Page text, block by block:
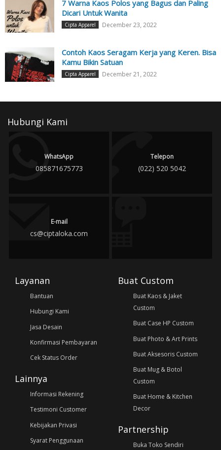
7 Warna Kaos Polos yang Bagus dan Paling
Dicari Untuk Wanita
Cipta Apparel December 23, 2022
Contoh Kaos Seragam Kerja yang Keren. Bisa
Kamu Bikin Satuan
Cipta Apparel December 21, 2022
Hubungi Kami
WhatsApp
085871675773
Telepon
(022) 520 5042
E-mail
cs@ciptaloka.com
Layanan
Bantuan
Hubungi Kami
Jasa Desain
Konfirmasi Pembayaran
Cek Status Order
Lainnya
Informasi Rekening
Testimoni Customer
Kebijakan Privasi
Syarat Penggunaan
Buat Custom
Buat Kaos & Jaket
Custom
Buat Case HP Custom
Buat Photo & Art Prints
Buat Aksesoris Custom
Buat Mug & Botol
Custom
Buat Home & Kitchen
Decor
Partnership
Buka Toko Sendiri